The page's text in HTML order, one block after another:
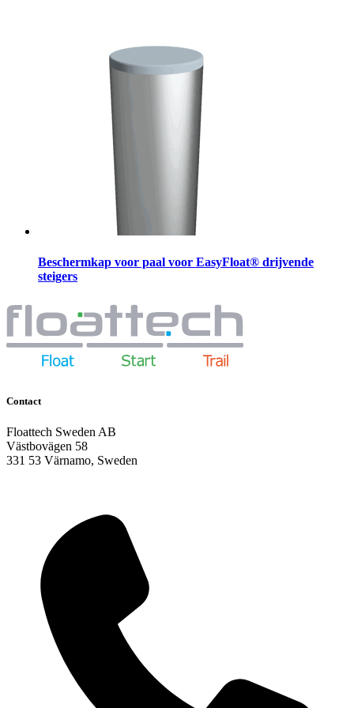
Beschermkap voor paal voor EasyFloat® drijvende
steigers
Contact
Floattech Sweden AB
Västbovägen 58
331 53 Värnamo, Sweden